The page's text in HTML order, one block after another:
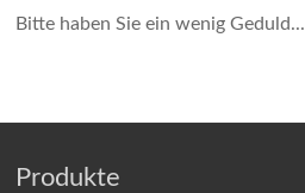
Bitte haben Sie ein wenig Geduld...
Produkte